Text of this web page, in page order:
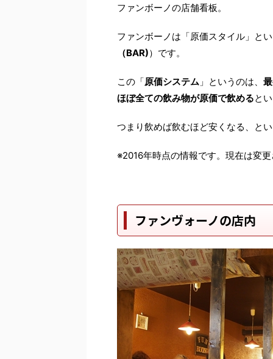
ファンボーノの店舗看板。
ファンボーノは「原価スタイル」と
（BAR)）です。
この「原価システム 」というのは、
ほぼ全ての飲み物が原価で飲めると
つまり飲めば飲むほど安くなる、とい
※2016年時点の情報です。現在は変更
ファンヴォーノの店内